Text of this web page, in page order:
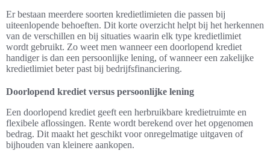
Er bestaan meerdere soorten kredietlimieten die passen bij
uiteenlopende behoeften. Dit korte overzicht helpt bij het herkennen
van de verschillen en bij situaties waarin elk type kredietlimiet
wordt gebruikt. Zo weet men wanneer een doorlopend krediet
handiger is dan een persoonlijke lening, of wanneer een zakelijke
kredietlimiet beter past bij bedrijfsfinanciering.
Doorlopend krediet versus persoonlijke lening
Een doorlopend krediet geeft een herbruikbare kredietruimte en
flexibele aflossingen. Rente wordt berekend over het opgenomen
bedrag. Dit maakt het geschikt voor onregelmatige uitgaven of
bijhouden van kleinere aankopen.